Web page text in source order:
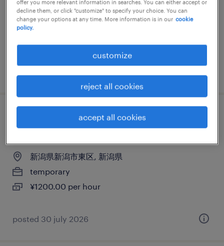
新潟県新潟市東区, 新潟県
permanent
その他の検査、マシンオペレーター、その
他（製造）
新潟県新潟市東区, 新潟県
temporary
¥1200.00 per hour
posted 30 july 2026
offer you more relevant information in searches. You can either accept or
decline them, or click "customize" to specify your choice. You can
change your options at any time. More information is in our cookie
policy.
customize
reject all cookies
accept all cookies